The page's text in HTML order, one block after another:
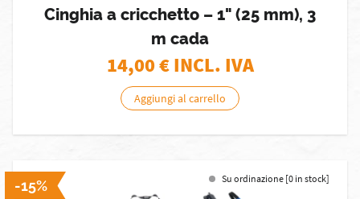
Cinghia a cricchetto – 1" (25 mm), 3
m cada
14,00€ INCL. IVA
Aggiungi al carrello
-15% Su ordinazione [0 in stock]